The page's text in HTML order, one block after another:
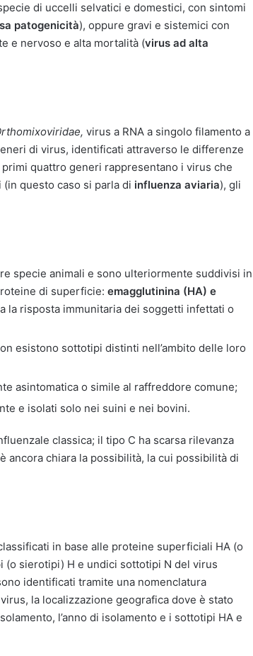
di uccelli selvatici e domestici, con sintomi
patogenicità), oppure gravi e sistemici con
e nervoso e alta mortalità (virus ad alta
virus a RNA a singolo filamento a
di virus, identificati attraverso le differenze
quattro generi rappresentano i virus che
questo caso si parla di influenza aviaria), gli
specie animali e sono ulteriormente suddivisi in
di superficie: emagglutinina (HA) e
la risposta immunitaria dei soggetti infettati o
esistono sottotipi distinti nell’ambito delle loro
asintomatica o simile al raffreddore comune;
e isolati solo nei suini e nei bovini.
classica; il tipo C ha scarsa rilevanza
ancora chiara la possibilità, la cui possibilità di
in base alle proteine superficiali HA (o
(o sierotipi) H e undici sottotipi N del virus
identificati tramite una nomenclatura
la localizzazione geografica dove è stato
l’anno di isolamento e i sottotipi HA e